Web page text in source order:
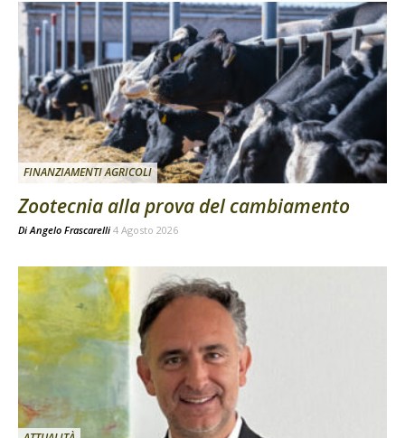
FINANZIAMENTI AGRICOLI
Zootecnia alla prova del cambiamento
DiAngelo Frascarelli 4 Agosto 2026